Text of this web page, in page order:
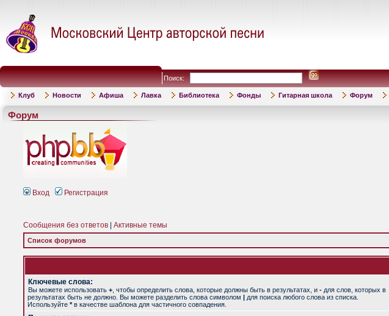
Поиск:
Клуб Новости Афиша Лавка Библиотека Фонды Гитарная школа Форум
Форум
Вход Регистрация
Сообщения без ответов Активные темы
Список форумов
Ключевые слова:
Вы можете использовать + , чтобы определить слова, которые должны быть в результатах, и - для слов, которых в
результатах быть не должно. Вы можете разделить слова символом | для поиска любого слова из списка.
Используйте *в качестве шаблона для частичного совпадения.